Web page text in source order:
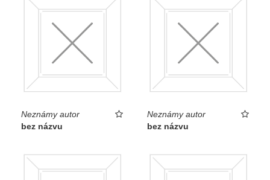
Neznámy autor
bez názvu
Neznámy autor
bez názvu